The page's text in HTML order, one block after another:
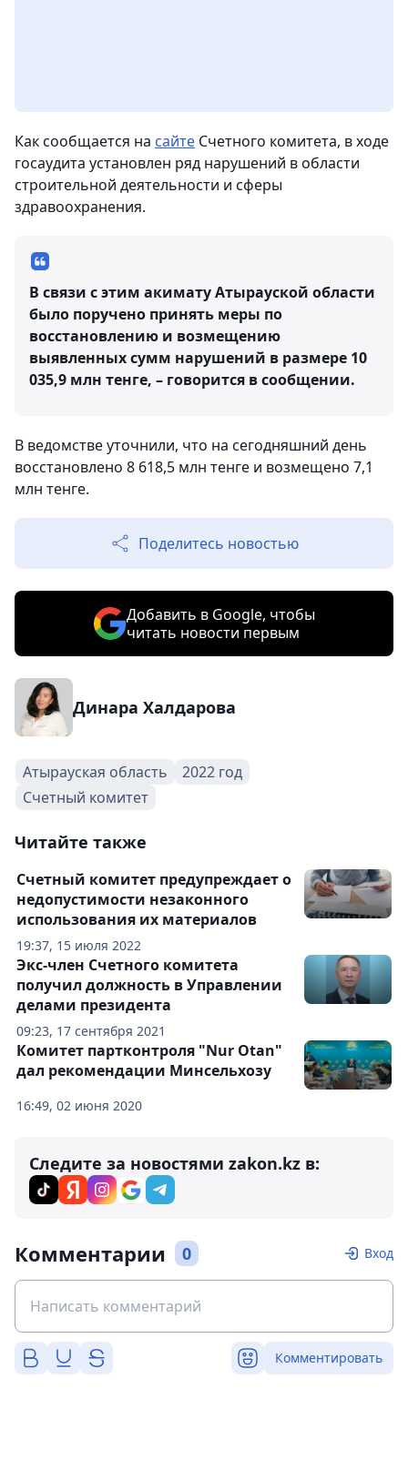
Как сообщается на сайте Счетного комитета, в ходе
госаудита установлен ряд нарушений в области
строительной деятельности и сферы
здравоохранения.
В связи с этим акимату Атырауской области
было поручено принять меры по
восстановлению и возмещению
выявленных сумм нарушений в размере 10
035,9 млн тенге, – говорится в сообщении.
В ведомстве уточнили, что на сегодняшний день
восстановлено 8 618,5 млн тенге и возмещено 7,1
млн тенге.
Поделитесь новостью
Добавить в Google, чтобы
читать новости первым
Динара Халдарова
Атырауская область
2022 год
Счетный комитет
Читайте также
19:37, 15 июля 2022
Счетный комитет предупреждает о
недопустимости незаконного
использования их материалов
09:23, 17 сентября 2021
Экс-член Счетного комитета
получил должность в Управлении
делами президента
16:49, 02 июня 2020
Комитет партконтроля "Nur Otan"
дал рекомендации Минсельхозу
Следите за новостями zakon.kz в:
Комментарии 0 Вход
Комментировать